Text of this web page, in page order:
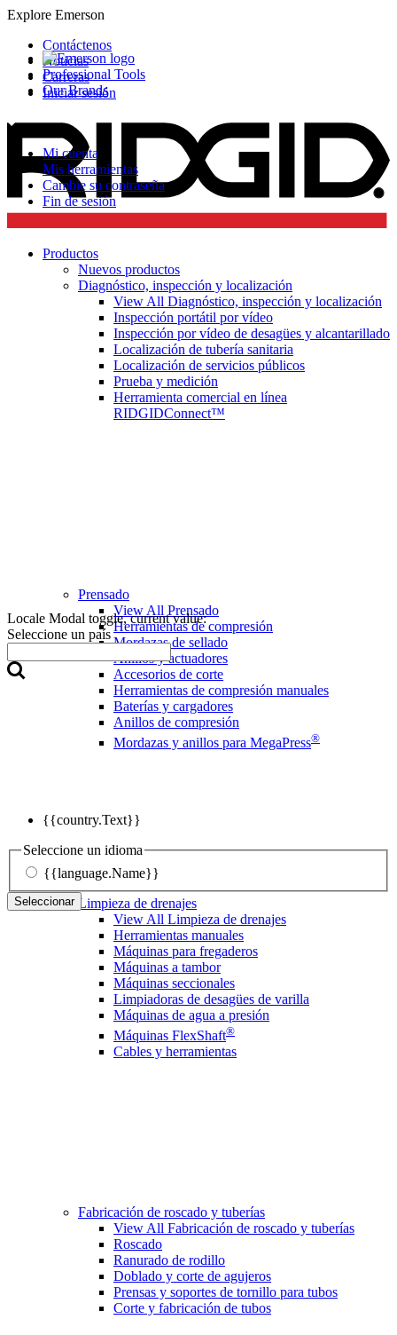
Explore Emerson
Professional Tools
Our Brands
Contáctenos
Noticias
Carreras
Iniciar sesión
Mi cuenta
Mis herramientas
Cambie su contraseña
Fin de sesión
Locale Modal toggle, current value:
Seleccione un país
{{country.Text}}
Seleccione un idioma
{{language.Name}}
Seleccionar
Productos
Nuevos productos
Diagnóstico, inspección y localización
View All Diagnóstico, inspección y localización
Inspección portátil por vídeo
Inspección por vídeo de desagües y alcantarillado
Localización de tubería sanitaria
Localización de servicios públicos
Prueba y medición
Herramienta comercial en línea
RIDGIDConnect™
Prensado
View All Prensado
Herramientas de compresión
Mordazas de sellado
Anillos y actuadores
Accesorios de corte
Herramientas de compresión manuales
Baterías y cargadores
Anillos de compresión
Mordazas y anillos para MegaPress®
Limpieza de drenajes
View All Limpieza de drenajes
Herramientas manuales
Máquinas para fregaderos
Máquinas a tambor
Máquinas seccionales
Limpiadoras de desagües de varilla
Máquinas de agua a presión
Máquinas FlexShaft®
Cables y herramientas
Fabricación de roscado y tuberías
View All Fabricación de roscado y tuberías
Roscado
Ranurado de rodillo
Doblado y corte de agujeros
Prensas y soportes de tornillo para tubos
Corte y fabricación de tubos